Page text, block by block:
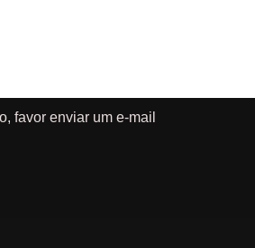
favor enviar um e-mail